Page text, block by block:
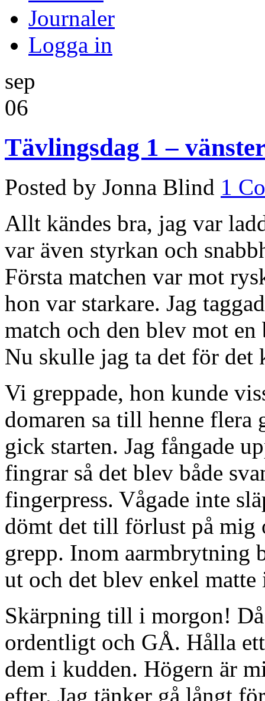
Journaler
Logga in
sep
06
Tävlingsdag 1 –
Posted by Jonna Blind 1
Allt kändes bra, jag var
var även styrkan och
Första matchen var mot
hon var starkare. Jag
match och den blev mot
Nu skulle jag ta det för det
Vi greppade, hon kunde
domaren sa till henne
gick starten. Jag fångade
fingrar så det blev både
fingerpress. Vågade inte
dömt det till förlust på mig
grepp. Inom aarmbrytning
ut och det blev enkel
Skärpning till i morgon!
ordentligt och GÅ. Hålla
dem i kudden. Högern är
efter. Jag tänker gå långt